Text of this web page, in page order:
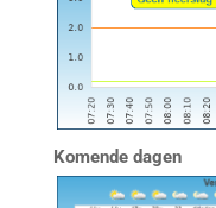
Komende dagen